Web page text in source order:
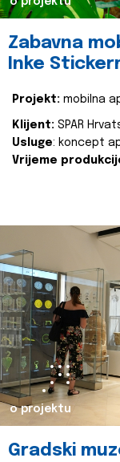
Zabavna
Inke
Projekt: mobilna
Klijent: SPAR
Usluge: koncept
Vrijeme
o projektu
Gradski